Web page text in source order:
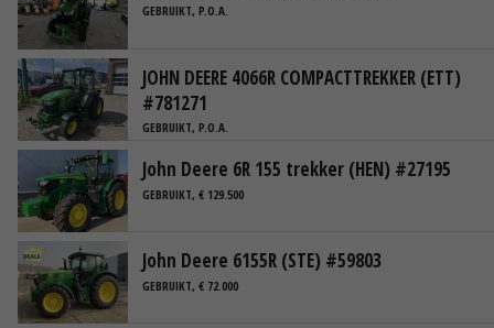
GEBRUIKT, P.O.A.
JOHN DEERE 4066R COMPACTTREKKER (ETT)
#781271
GEBRUIKT, P.O.A.
John Deere 6R 155 trekker (HEN) #27195
GEBRUIKT, € 129.500
John Deere 6155R (STE) #59803
GEBRUIKT, € 72.000